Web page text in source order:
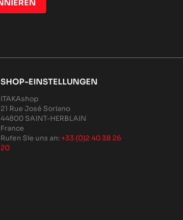
SHOP-EINSTELLUNGEN
ITAKAshop
21 Rue José Soriano
44800 SAINT-HERBLAIN
France
Rufen Sie uns an: +33 (0)2 40 38 26
20